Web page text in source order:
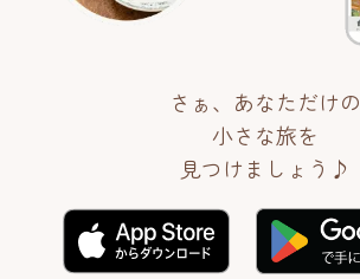
さぁ、あなただけの
小さな旅を
見つけましょう♪